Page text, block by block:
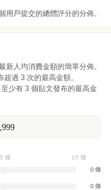
用戶提交的總體評分的分佈。
新人均消費金額的簡單分佈。
過 3 次的最高金額。
少有 3 個貼文發布的最高金
5 條 10 條
0
0